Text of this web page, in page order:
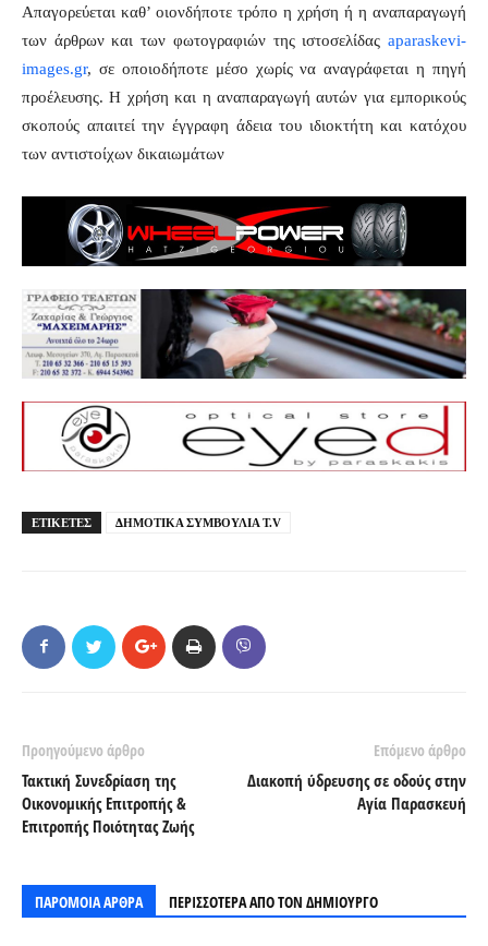
Απαγορεύεται καθ’ οιονδήποτε τρόπο η χρήση ή η αναπαραγωγή
των άρθρων και των φωτογραφιών της ιστοσελίδας aparaskevi-
images.gr, σε οποιοδήποτε μέσο χωρίς να αναγράφεται η πηγή
προέλευσης. Η χρήση και η αναπαραγωγή αυτών για εμπορικούς
σκοπούς απαιτεί την έγγραφη άδεια του ιδιοκτήτη και κατόχου
των αντιστοίχων δικαιωμάτων
ΕΤΙΚΕΤΕΣ ΔΗΜΟΤΙΚΑ ΣΥΜΒΟΥΛΙΑ T.V
Προηγούμενο άρθρο
Τακτική Συνεδρίαση της
Οικονομικής Επιτροπής &
Επιτροπής Ποιότητας Ζωής
Επόμενο άρθρο
Διακοπή ύδρευσης σε οδούς στην
Αγία Παρασκευή
ΠΑΡΟΜΟΙΑ ΑΡΘΡΑ ΠΕΡΙΣΣΟΤΕΡΑ ΑΠΟ ΤΟΝ ΔΗΜΙΟΥΡΓΟ